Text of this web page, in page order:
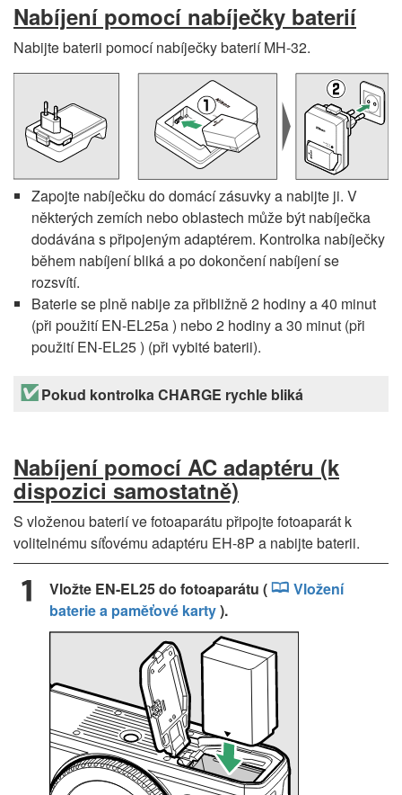
Nabíjení pomocí nabíječky baterií
Nabijte baterii pomocí nabíječky baterií MH-32.
Zapojte nabíječku do domácí zásuvky a nabijte ji. V
některých zemích nebo oblastech může být nabíječka
dodávána s připojeným adaptérem. Kontrolka nabíječky
během nabíjení bliká a po dokončení nabíjení se
rozsvítí.
Baterie se plně nabije za přibližně 2 hodiny a 40 minut
(při použití EN-EL25a ) nebo 2 hodiny a 30 minut (při
použití EN-EL25 ) (při vybité baterii).
Pokud kontrolka CHARGE rychle bliká
Nabíjení pomocí AC adaptéru (k
dispozici samostatně)
S vloženou baterií ve fotoaparátu připojte fotoaparát k
volitelnému síťovému adaptéru EH-8P a nabijte baterii.
Vložte EN-EL25 do fotoaparátu (
Vložení
baterie a paměťové karty).